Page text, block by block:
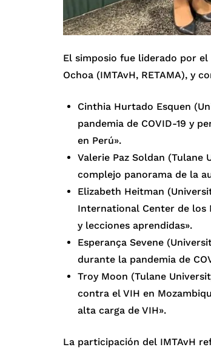
El simposio fue liderado por el
Ochoa (IMTAvH, RETAMA), y
Cinthia Hurtado Esquen
pandemia de COVID-19 y
en Perú».
Valerie Paz Soldan (Tulane
complejo panorama de la
Elizabeth Heitman
International Center de los
y lecciones aprendidas».
Esperança Sevene
durante la pandemia de
Troy Moon (Tulane
contra el VIH en
alta carga de VIH».
La participación del IMTAvH